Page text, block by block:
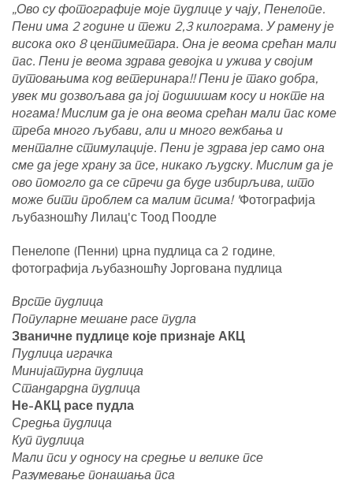
„Ово су фотографије моје пудлице у чају, Пенелопе.
Пени има 2 године и тежи 2,3 килограма. У рамену је
висока око 8 центиметара. Она је веома срећан мали
пас. Пени је веома здрава девојка и ужива у својим
путовањима код ветеринара!! Пени је тако добра,
увек ми дозвољава да јој подшишам косу и нокте на
ногама! Мислим да је она веома срећан мали пас коме
треба много љубави, али и много вежбања и
менталне стимулације. Пени је здрава јер само она
сме да једе храну за псе, никако људску. Мислим да је
ово помогло да се спречи да буде избирљива, што
може бити проблем са малим псима! 'Фотографија
љубазношћу Лилац'с Тоод Поодле
Пенелопе (Пенни) црна пудлица са 2 године,
фотографија љубазношћу Јоргована пудлица
Врсте пудлица
Популарне мешане расе пудла
Званичне пудлице које признаје АКЦ
Пудлица играчка
Минијатурна пудлица
Стандардна пудлица
Не-АКЦ расе пудла
Средња пудлица
Куп пудлица
Мали пси у односу на средње и велике псе
Разумевање понашања пса